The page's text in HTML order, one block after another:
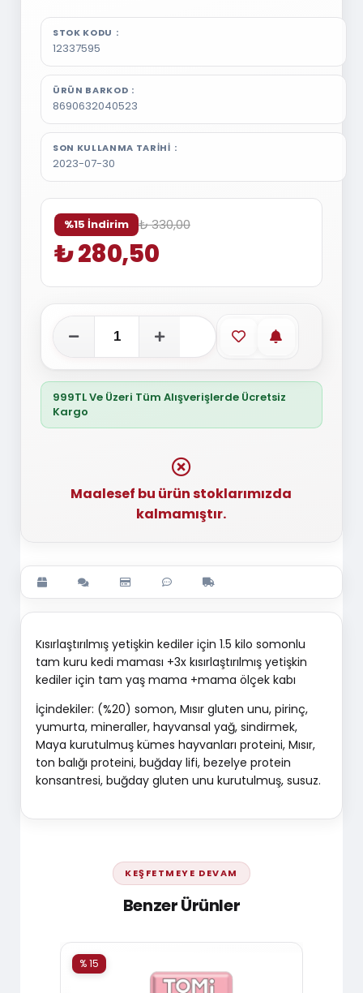
STOK KODU
12337595
ÜRÜN BARKOD
8690632040523
SON KULLANMA TARIHI
2023-07-30
%15 İndirim ₺ 330,00
₺ 280,50
Favorilere ekle
Stoğa
999TL Ve Üzeri Tüm Alışverişlerde Ücretsiz
Kargo
Maalesef bu ürün stoklarımızda
kalmamıştır.
Kısırlaştırılmış yetişkin kediler için 1.5 kilo somonlu
tam kuru kedi maması +3x kısırlaştırılmış yetişkin
kediler için tam yaş mama +mama ölçek kabı
İçindekiler: (%20) somon, Mısır gluten unu, pirinç,
yumurta, mineraller, hayvansal yağ, sindirmek,
Maya kurutulmuş kümes hayvanları proteini, Mısır,
ton balığı proteini, buğday lifi, bezelye protein
konsantresi, buğday gluten unu kurutulmuş, susuz.
KEŞFETMEYE DEVAM
Benzer Ürünler
% 15